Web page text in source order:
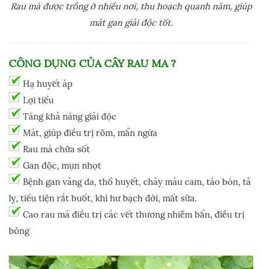
Rau má được trồng ở nhiều nơi, thu hoạch quanh năm, giúp
mát gan giải độc tốt.
CÔNG DỤNG CỦACÂY RAU MÁ?
Hạ huyết áp
Lợi tiểu
Tăng khả năng giải độc
Mát, giúp điều trị rôm, mẩn ngứa
Rau má chữa sốt
Gan độc, mụn nhọt
Bệnh gan vàng da, thổ huyết, chảy máu cam, táo bón, tả
lỵ, tiểu tiện rắt buốt, khí hư bạch đới, mất sữa.
Cao rau má điều trị các vết thương nhiễm bẩn, điều trị
bỏng